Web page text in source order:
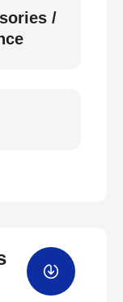
/